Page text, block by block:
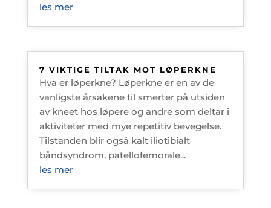
les mer
7 VIKTIGE TILTAK MOT LØPERKNE
Hva er løperkne? Løperkne er en av de
vanligste årsakene til smerter på utsiden
av kneet hos løpere og andre som deltar i
aktiviteter med mye repetitiv bevegelse.
Tilstanden blir også kalt iliotibialt
båndsyndrom, patellofemorale...
les mer